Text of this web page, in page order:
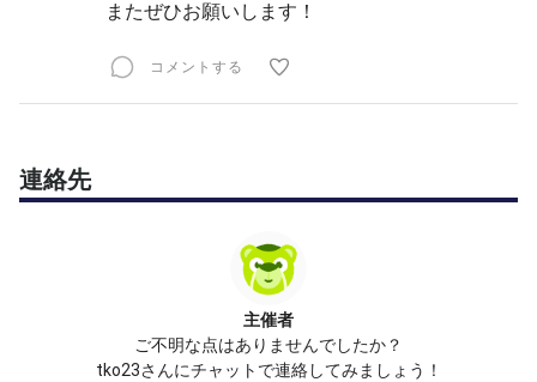
またぜひお願いします！
コメントする
連絡先
主催者
ご不明な点はありませんでしたか？
tko23さんにチャットで連絡してみましょう！